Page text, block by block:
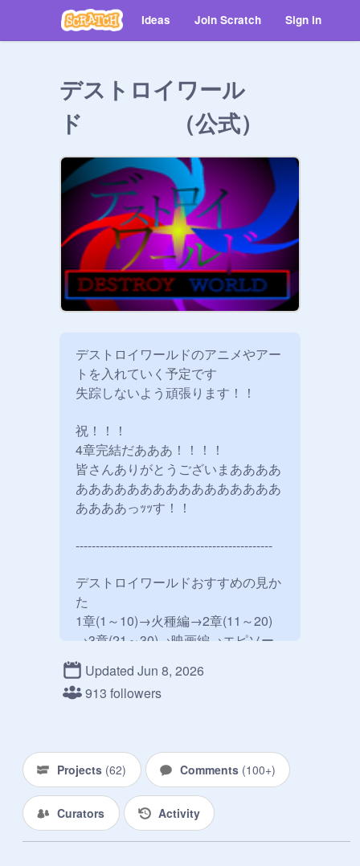
Ideas Join Scratch Sign in
デストロイワール
ド （公式）
デストロイワールドのアニメやアー
トを入れていく予定です
失踪しないよう頑張ります！！
祝！！！
4章完結だあああ！！！！
皆さんありがとうございまああああ
ああああああああああああああああ
ああああっｯｯす！！
-------------------------------------------------
デストロイワールドおすすめの見か
た
1章(1～10)→火種編→2章(11～20)
→3章(21～30)→映画編→エピソー
ド0→4章(31～40)→最終章(41
～？？)
Updated Jun 8, 2026
913 followers
Projects (62) Comments (100+)
Curators Activity